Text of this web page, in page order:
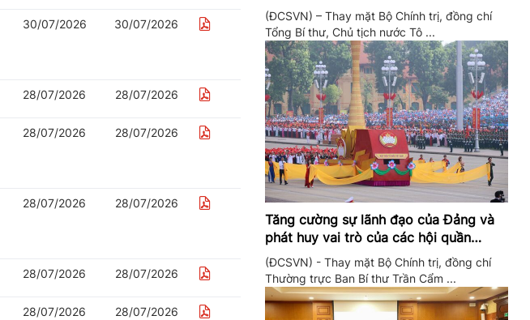
30/07/2026 30/07/2026
28/07/2026 28/07/2026
28/07/2026 28/07/2026
28/07/2026 28/07/2026
28/07/2026 28/07/2026
28/07/2026 28/07/2026
(ĐCSVN) – Thay mặt Bộ Chính trị, đồng chí
Tổng Bí thư, Chủ tịch nước Tô ...
Tăng cường sự lãnh đạo của Đảng và
phát huy vai trò của các hội quần
chúng trong giai đoạn phát triển mới
(ĐCSVN) - Thay mặt Bộ Chính trị, đồng chí
Thường trực Ban Bí thư Trần Cẩm ...